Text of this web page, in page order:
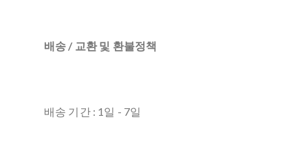
배송 / 교환 및 환불정책
배송 기간 : 1일 - 7일